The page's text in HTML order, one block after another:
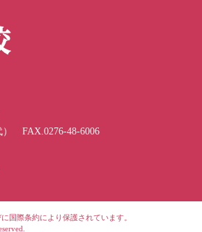
） FAX.0276-48-6006
国際条約により保護されています。